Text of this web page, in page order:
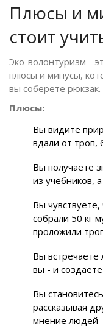
Плюсы и
стоит
Эко-волонтуризм -
плюсы и минусы,
вы соберете рюкзак.
Плюсы:
Вы видите
вдали от троп,
Вы получаете
из учебников,
Вы
собрали 50 кг
проложили
Вы
вы - и
Вы
рассказывая
мнение людей